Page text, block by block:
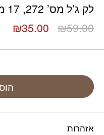
לק ג’ל מס’ 272, 17 מ”ל – Glamour
₪59.00
המחיר
היה:
₪35.00
אזהרות